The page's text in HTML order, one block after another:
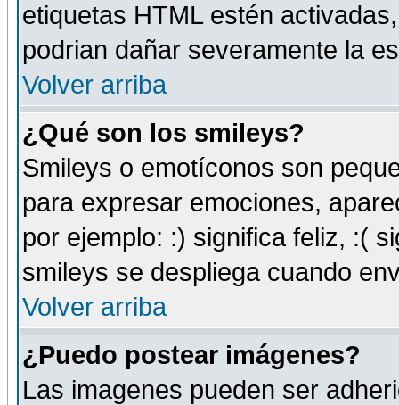
etiquetas HTML estén
podrian dañar severamente la
Volver arriba
¿Qué son los smileys?
Smileys o emotíconos son
para expresar emociones,
por ejemplo: :) significa feliz, :(
smileys se despliega cuando
Volver arriba
¿Puedo postear imágenes?
Las imagenes pueden ser